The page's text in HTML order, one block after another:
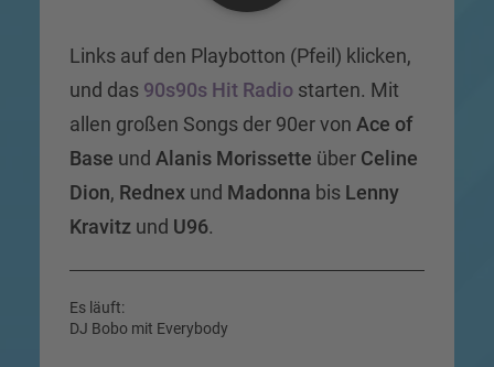
Links auf den Playbotton (Pfeil) klicken,
und das 90s90s Hit Radio starten. Mit
allen großen Songs der 90er von Ace of
Base und Alanis Morissette über Celine
Dion, Rednex und Madonna bis Lenny
Kravitz und U96.
Es läuft:
DJ Bobo mit Everybody